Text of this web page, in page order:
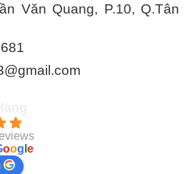
Văn Quang, P.10, Q.Tân
oog e